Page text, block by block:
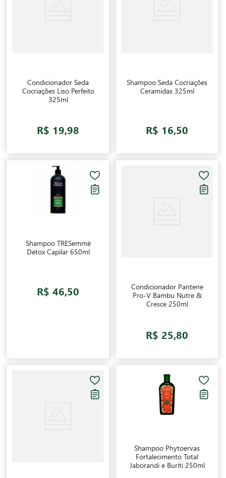
Condicionador Seda
Cocriações Liso Perfeito
325ml
R$ 19,98
Shampoo Seda Cocriações
Ceramidas 325ml
R$ 16,50
Shampoo TRESemmé
Detox Capilar 650ml
R$ 46,50
Condicionador Pantene
Pro-V Bambu Nutre &
Cresce 250ml
R$ 25,80
Shampoo Phytoervas
Fortalecimento Total
Jaborandi e Buriti 250ml